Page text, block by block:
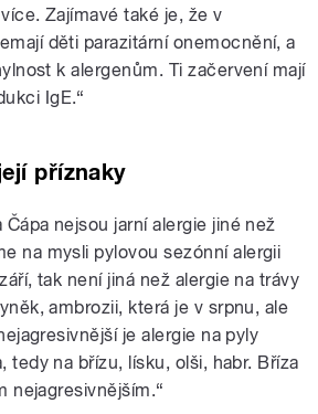
Zajímavé také je, že v
děti parazitární onemocnění, a
k alergenům. Ti začervení mají
IgE.“
příznaky
nejsou jarní alergie jiné než
na mysli pylovou sezónní alergii
tak není jiná než alergie na trávy
ambrozii, která je v srpnu, ale
je alergie na pyly
tedy na břízu, lísku, olši, habr. Bříza
nejagresivnějším.“